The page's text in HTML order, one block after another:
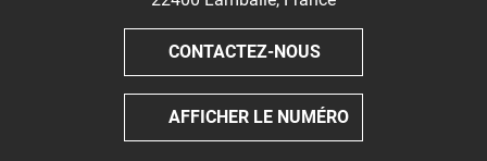
CONTACTEZ-NOUS
AFFICHER LE NUMÉRO